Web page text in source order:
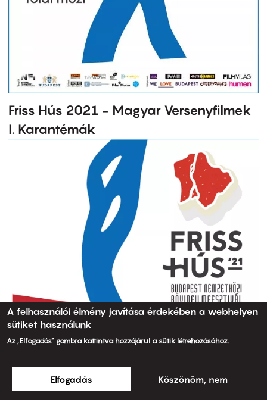
Friss Hús 2021 - Magyar Versenyfilmek
I. Karantémák
A felhasználói élmény javítása érdekében a webhelyen
sütiket használunk
Az „Elfogadás” gombra kattintva hozzájárul a sütik létrehozásához.
Elfogadás Köszönöm, nem